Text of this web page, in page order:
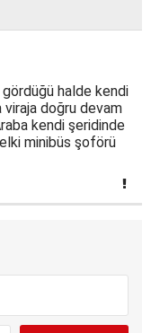
gördüğü halde kendi
doğru devam
kendi şeridinde
minibüs şoförü